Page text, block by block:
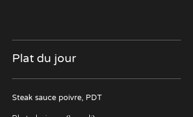
Plat du jour
Steak sauce poivre, PDT